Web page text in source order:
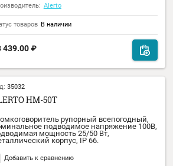
Звуковая колонна 30Вт, 91дБ, настенная,
влагозащищенная, материал корпуса
алюминий, материал защитной решетки
сталь.
Добавить к сравнению
Производитель: Alerto
Статус товаров
11 514.00 ₽
Код:71603